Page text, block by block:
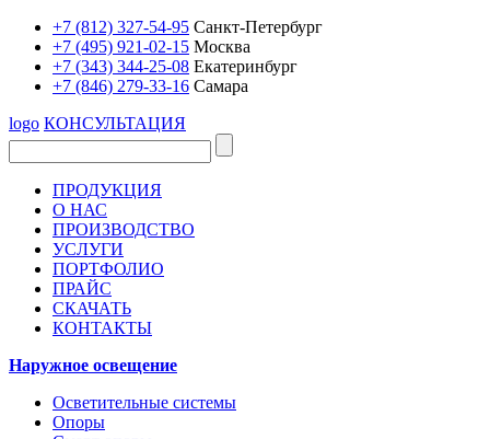
+7 (812) 327-54-95 Санкт-Петербург
+7 (495) 921-02-15 Москва
+7 (343) 344-25-08 Екатеринбург
+7 (846) 279-33-16 Самара
logo КОНСУЛЬТАЦИЯ
ПРОДУКЦИЯ
О НАС
ПРОИЗВОДСТВО
УСЛУГИ
ПОРТФОЛИО
ПРАЙС
СКАЧАТЬ
КОНТАКТЫ
Наружное освещение
Осветительные системы
Опоры